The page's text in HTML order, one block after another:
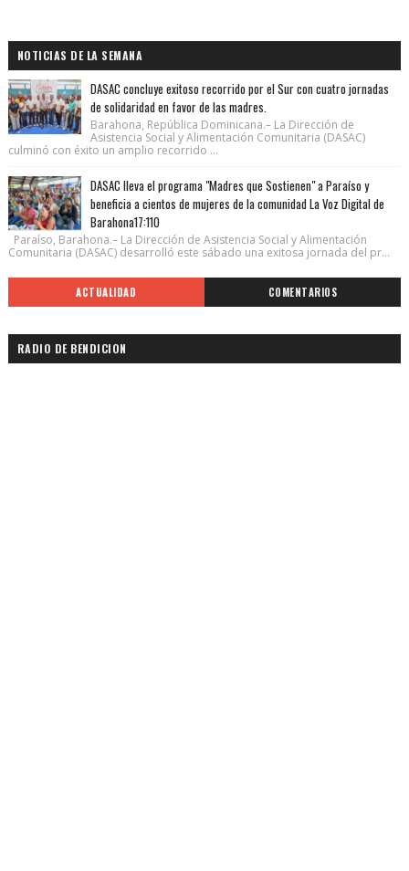
NOTICIAS DE LA SEMANA
DASAC concluye exitoso recorrido por el Sur con cuatro jornadas
de solidaridad en favor de las madres.
Barahona, República Dominicana.– La Dirección de
Asistencia Social y Alimentación Comunitaria (DASAC)
culminó con éxito un amplio recorrido ...
DASAC lleva el programa "Madres que Sostienen" a Paraíso y
beneficia a cientos de mujeres de la comunidad La Voz Digital de
Barahona17:110
Paraíso, Barahona.– La Dirección de Asistencia Social y Alimentación
Comunitaria (DASAC) desarrolló este sábado una exitosa jornada del pr...
ACTUALIDAD COMENTARIOS
RADIO DE BENDICION